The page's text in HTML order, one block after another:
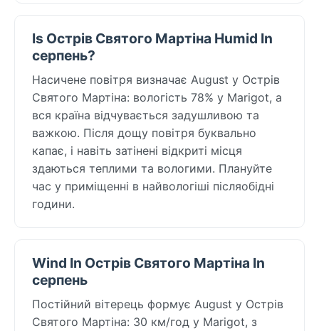
Is Острів Святого Мартіна Humid In
серпень?
Насичене повітря визначає August у Острів
Святого Мартіна: вологість 78% у Marigot, а
вся країна відчувається задушливою та
важкою. Після дощу повітря буквально
капає, і навіть затінені відкриті місця
здаються теплими та вологими. Плануйте
час у приміщенні в найвологіші післяобідні
години.
Wind In Острів Святого Мартіна In
серпень
Постійний вітерець формує August у Острів
Святого Мартіна: 30 км/год у Marigot, з